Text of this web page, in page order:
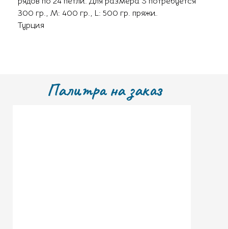
300 гр., М: 400 гр., L: 500 гр. пряжи.
Турция
Палитра на заказ